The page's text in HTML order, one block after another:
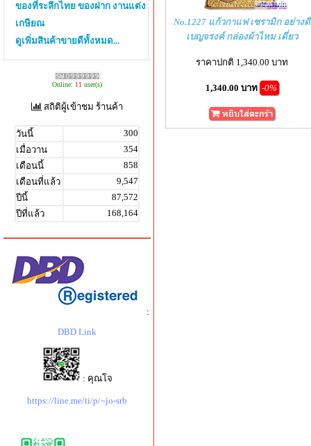
ของที่ระลึกไทย ของฝาก งานแต่ง
เกษียณ
ดูเพิ่มสินค้าขายดีทั้งหมด...
Online: 11 user(s)
สถิติผู้เข้าชม ร้านค้า
วันนี้
300
เมื่อวาน
354
เดือนนี้
858
เดือนที่แล้ว
9,547
ปีนี้
87,572
ปีที่แล้ว
168,164
:
DBD Link
: คุณโจ
https://line.me/ti/p/~jo-srb
No.1227 แก้วกาแฟ เซรามิก อย่างดี
เบญจรงค์ กล่องผ้าไหม เดี่ยว
ราคาปกติ 1,340.00 บาท
1,340.00 บาท -0%